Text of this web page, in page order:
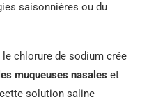
saisonnières ou du
le chlorure de sodium crée
muqueuses nasales et
solution saline